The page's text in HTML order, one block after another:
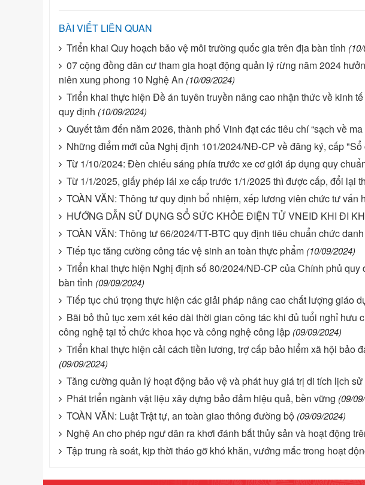
BÀI VIẾT LIÊN QUAN
Triển khai Quy hoạch bảo vệ môi trường quốc gia trên địa bàn tỉnh
07 cộng đồng dân cư tham gia hoạt động quản lý rừng năm 2024
niên xung phong 10 Nghệ An (10/09/2024)
Triển khai thực hiện Đề án tuyên truyền nâng cao nhận thức về kinh
quy định (10/09/2024)
Quyết tâm đến năm 2026, thành phố Vinh đạt các tiêu chí “sạch về ma
Những điểm mới của Nghị định 101/2024/NĐ-CP về đăng ký, cấp "Sổ
Từ 1/10/2024: Đèn chiếu sáng phía trước xe cơ giới áp dụng quy
Từ 1/1/2025, giấy phép lái xe cấp trước 1/1/2025 thì được cấp, đổi lại
TOÀN VĂN: Thông tư quy định bổ nhiệm, xếp lương viên chức tư vấn
HƯỚNG DẪN SỬ DỤNG SỔ SỨC KHỎE ĐIỆN TỬ VNEID KHI ĐI
TOÀN VĂN: Thông tư 66/2024/TT-BTC quy định tiêu chuẩn chức
Tiếp tục tăng cường công tác vệ sinh an toàn thực phẩm (10/09/2024)
Triển khai thực hiện Nghị định số 80/2024/NĐ-CP của Chính phủ
bàn tỉnh (09/09/2024)
Tiếp tục chú trọng thực hiện các giải pháp nâng cao chất lượng giáo
Bãi bỏ thủ tục xem xét kéo dài thời gian công tác khi đủ tuổi nghỉ
công nghệ tại tổ chức khoa học và công nghệ công lập (09/09/2024)
Triển khai thực hiện cải cách tiền lương, trợ cấp bảo hiểm xã hội bảo
(09/09/2024)
Tăng cường quản lý hoạt động bảo vệ và phát huy giá trị di tích lịch
Phát triển ngành vật liệu xây dựng bảo đảm hiệu quả, bền vững (09/
TOÀN VĂN: Luật Trật tự, an toàn giao thông đường bộ (09/09/2024)
Nghệ An cho phép ngư dân ra khơi đánh bắt thủy sản và hoạt động
Tập trung rà soát, kịp thời tháo gỡ khó khăn, vướng mắc trong hoạt